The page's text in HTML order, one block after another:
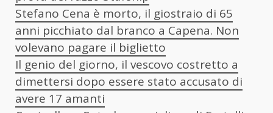
Stefano Cena è morto, il giostraio di 65
anni picchiato dal branco a Capena. Non
volevano pagare il biglietto
Il genio del giorno, il vescovo costretto a
dimettersi dopo essere stato accusato di
avere 17 amanti